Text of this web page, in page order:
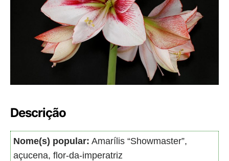
Descrição
Nome(s) popular: Amarílis “Showmaster”,
açucena, flor-da-imperatriz